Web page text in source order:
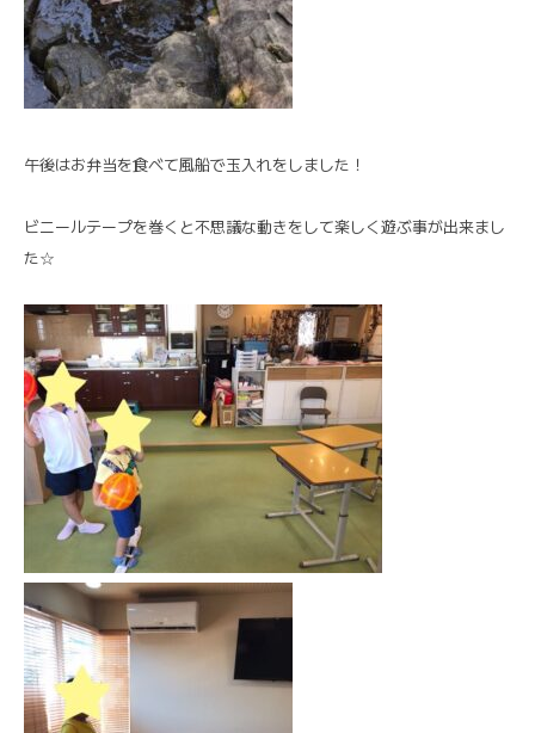
午後はお弁当を食べて風船で玉入れをしました！
ビニールテープを巻くと不思議な動きをして楽しく遊ぶ事が出来まし
た☆